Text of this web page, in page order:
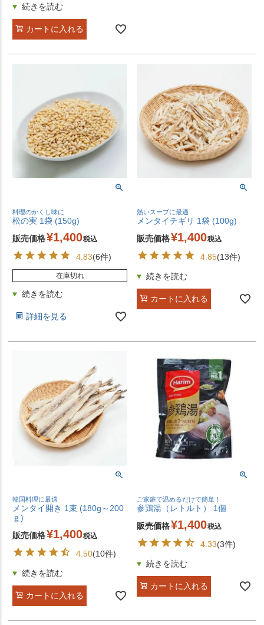
カートに入れる
料理のかくし味に
松の実 1袋 (150g)
販売価格¥1,400税込
4.83(6件)
在庫切れ
詳細を見る
熱いスープに最適
メンタイチギリ 1袋 (100g)
販売価格¥1,400税込
4.85(13件)
カートに入れる
韓国料理に最適
メンタイ開き 1束 (180g～200
ｇ)
販売価格¥1,400税込
4.50(10件)
カートに入れる
ご家庭で温めるだけで簡単！
参鶏湯（レトルト） 1個
販売価格¥1,400税込
4.33(3件)
カートに入れる